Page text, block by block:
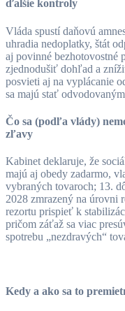
ďalšie kontroly
Vláda spustí daňovú
uhradia nedoplatky, štát
aj povinné bezhotovostné
zjednodušiť dohľad a
posvieti aj na vyplácanie
sa majú stať
Čo sa (podľa vlády)
zľavy
Kabinet deklaruje, že
majú aj obedy zadarmo,
vybraných tovaroch; 13.
2028 zmrazený na úrovni
rezortu prispieť k
pričom záťaž sa viac
spotrebu „nezdravých“
Kedy a ako sa to